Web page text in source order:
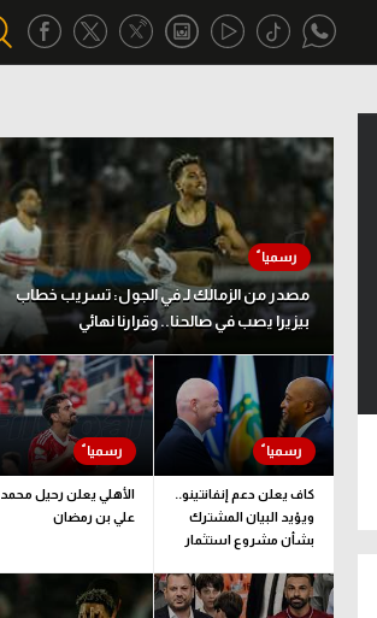
أقسام خاصة
Gamers
ميركاتو
تحقيق في الجول
تقرير في الجول
تحليل في الجول
حكايات في الجول
كويز في الجول
فيديو في الجول
مصدر من الزمالك لـ في الجول: تسريب خطاب
بيزيرا يصب في صالحنا.. وقرارنا نهائي
كاف يعلن دعم إنفانتينو..
ويؤيد البيان المشترك
بشأن مشروع استثمار
الأهلي يعلن رحيل محمد
علي بن رمضان